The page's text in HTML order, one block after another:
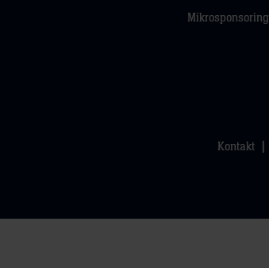
Mikrosponsoring
Kontakt